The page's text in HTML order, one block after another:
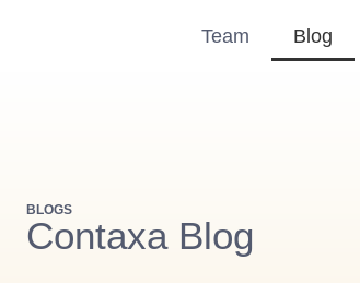
Team Blog
BLOGS
Contaxa Blog